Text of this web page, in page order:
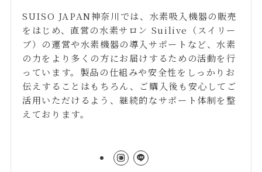
SUISO JAPAN神奈川では、水素吸入機器の販売
をはじめ、直営の水素サロン Suilive（スイリー
ブ）の運営や水素機器の導入サポートなど、水素
の力をより多くの方にお届けするための活動を行
っています。製品の仕組みや安全性をしっかりお
伝えすることはもちろん、ご購入後も安心してご
活用いただけるよう、継続的なサポート体制を整
えております。